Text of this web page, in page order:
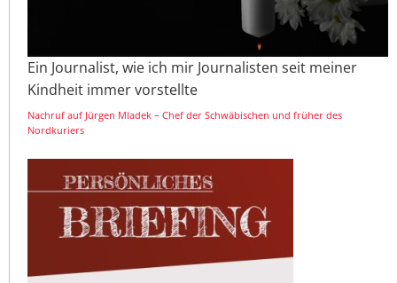
Ein Journalist, wie ich mir Journalisten seit meiner
Kindheit immer vorstellte
Nachruf auf Jürgen Mladek – Chef der Schwäbischen und früher des
Nordkuriers